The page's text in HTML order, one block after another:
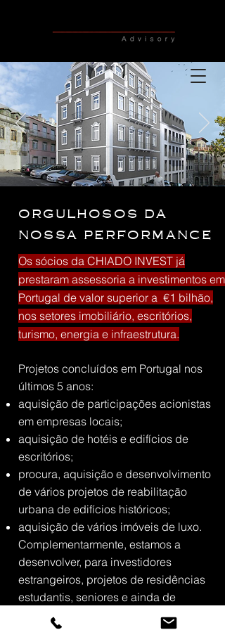
orgulhosos da
nossa performance
Os sócios da CHIADO INVEST já
prestaram assessoria a investimentos em
Portugal de valor superior a €1 bilhão,
nos setores imobiliário, escritórios,
turismo, energia e infraestrutura.
Projetos concluídos em Portugal nos
últimos 5 anos:
aquisição de participações acionistas
em empresas locais;
aquisição de hotéis e edifícios de
escritórios;
procura, aquisição e desenvolvimento
de vários projetos de reabilitação
urbana de edifícios históricos;
aquisição de vários imóveis de luxo.
Complementarmente, estamos a
desenvolver, para investidores
estrangeiros, projetos de residências
estudantis, seniores e ainda de
ambientes para coworking e coliving,